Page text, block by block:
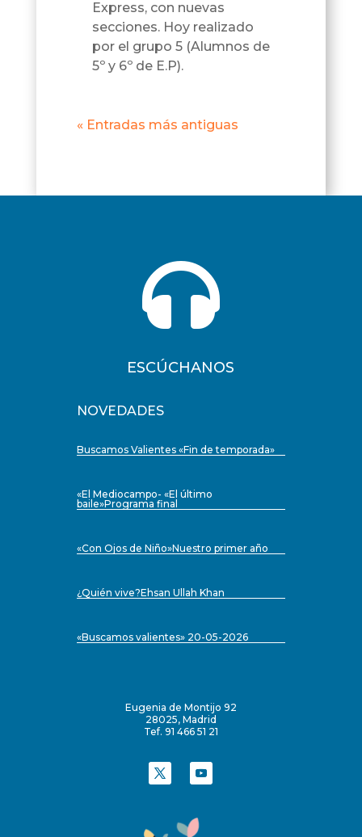
Express, con nuevas
secciones. Hoy realizado
por el grupo 5 (Alumnos de
5º y 6º de E.P).
« Entradas más antiguas

ESCÚCHANOS
NOVEDADES
Buscamos Valientes «Fin de temporada»
«El Mediocampo- «El último
baile»Programa final
«Con Ojos de Niño»Nuestro primer año
¿Quién vive?Ehsan Ullah Khan
«Buscamos valientes» 20-05-2026
Eugenia de Montijo 92
28025, Madrid
Tef. 91 466 51 21